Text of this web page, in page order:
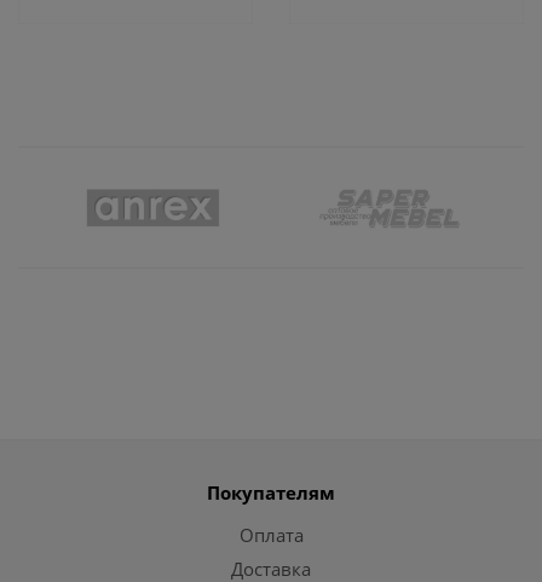
Покупателям
Оплата
Доставка